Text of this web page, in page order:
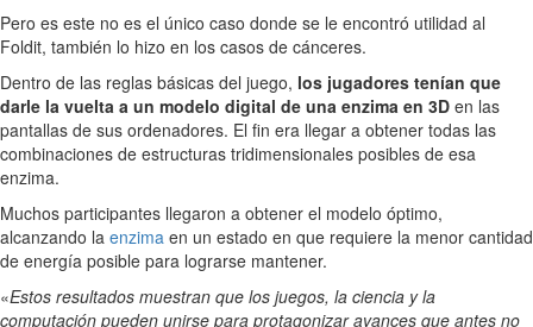
Pero es este no es el único caso donde se le encontró utilidad al
Foldit, también lo hizo en los casos de cánceres.
Dentro de las reglas básicas del juego, los jugadores tenían que
darle la vuelta a un modelo digital de una enzima en 3D en las
pantallas de sus ordenadores. El fin era llegar a obtener todas las
combinaciones de estructuras tridimensionales posibles de esa
enzima.
Muchos participantes llegaron a obtener el modelo óptimo,
alcanzando la enzima en un estado en que requiere la menor cantidad
de energía posible para lograrse mantener.
«Estos resultados muestran que los juegos, la ciencia y la
computación pueden unirse para protagonizar avances que antes no